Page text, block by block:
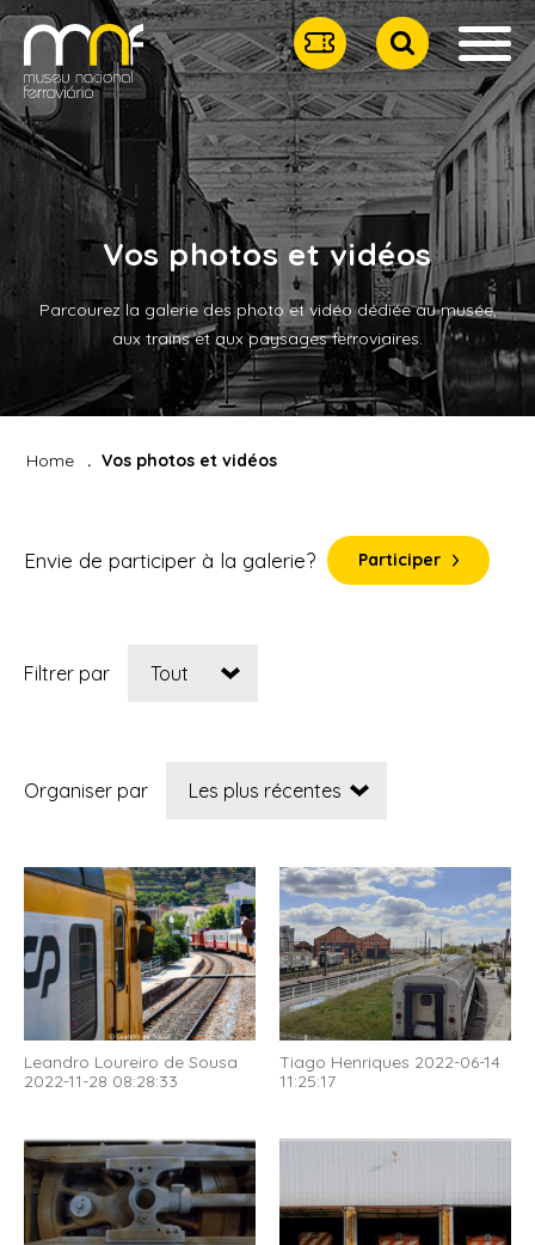
Vos photos et vidéos
Parcourez la galerie des photo et vidéo dédiée au musée,
aux trains et aux paysages ferroviaires.
Home Vos photos et vidéos
Envie de participer à la galerie? Participer
Filtrer par
Organiser par
Leandro Loureiro de Sousa
2022-11-28 08:28:33
Tiago Henriques 2022-06-14
11:25:17